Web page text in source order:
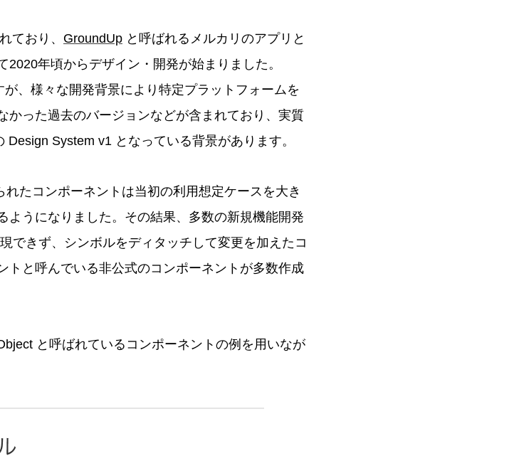
ており、 GroundUp と呼ばれるメルカリのアプリと
年頃からデザイン・開発が始まりました。
、様々な開発背景により特定プラットフォームを
かった過去のバージョンなどが含まれており、実質
System v1 となっている背景があります。
たコンポーネントは当初の利用想定ケースを大き
ようになりました。その結果、多数の新規機能開発
できず、シンボルをディタッチして変更を加えたコ
トと呼んでいる非公式のコンポーネントが多数作成
と呼ばれているコンポーネントの例を用いなが